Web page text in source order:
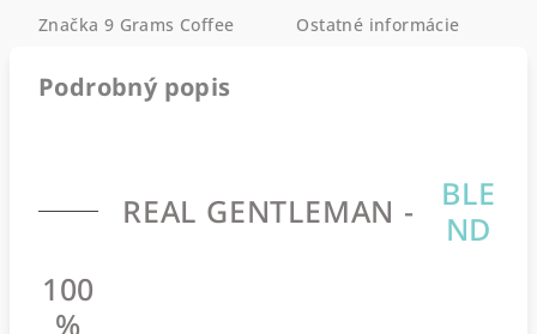
Značka 9 Grams Coffee Ostatné informácie
Podrobný popis
REAL GENTLEMAN -
BLE
ND
100
%